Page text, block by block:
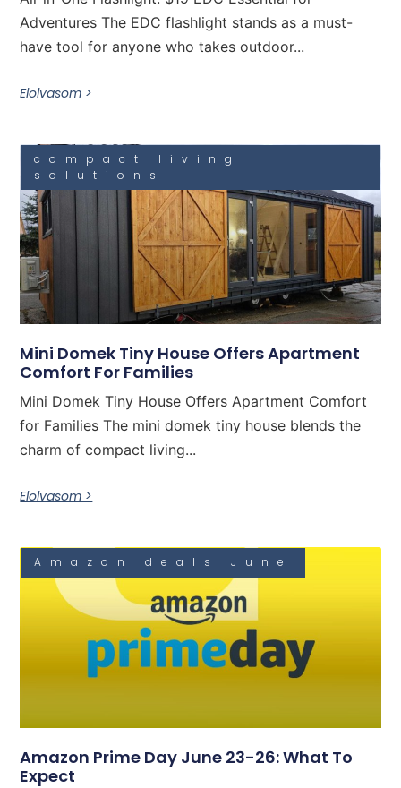
Adventures The EDC flashlight stands as a must-
have tool for anyone who takes outdoor...
Elolvasom >
compact living
solutions
Mini Domek Tiny House Offers Apartment
Comfort For Families
Mini Domek Tiny House Offers Apartment Comfort
for Families The mini domek tiny house blends the
charm of compact living...
Elolvasom >
Amazon deals June
Amazon Prime Day June 23-26: What To
Expect